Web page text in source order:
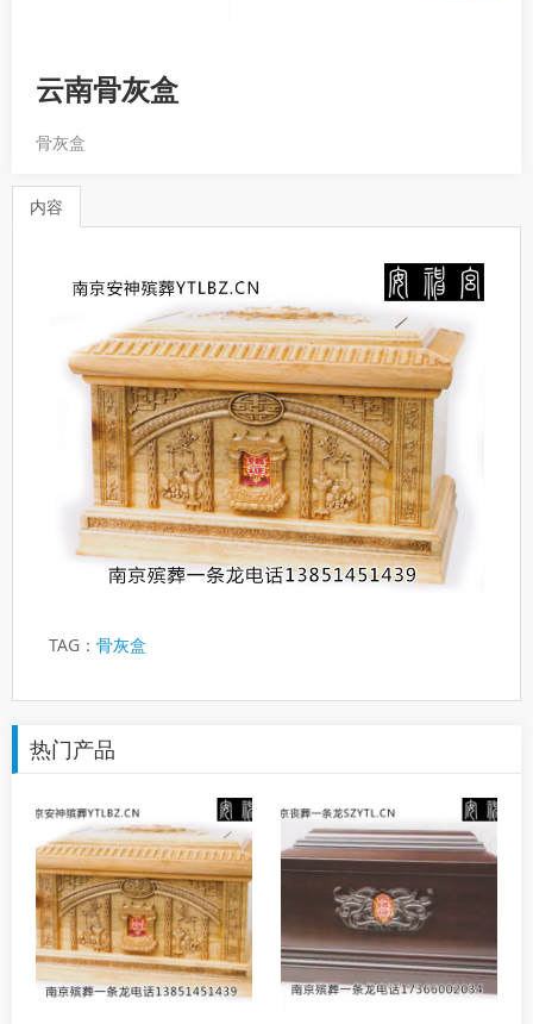
云南骨灰盒
骨灰盒
内容
TAG： 骨灰盒
热门产品